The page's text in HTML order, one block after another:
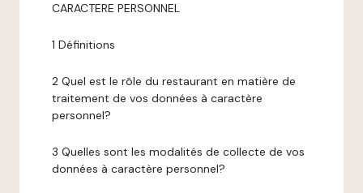
CARACTERE PERSONNEL
1 Définitions
2 Quel est le rôle du restaurant en matière de
traitement de vos données à caractère
personnel?
3 Quelles sont les modalités de collecte de vos
données à caractère personnel?